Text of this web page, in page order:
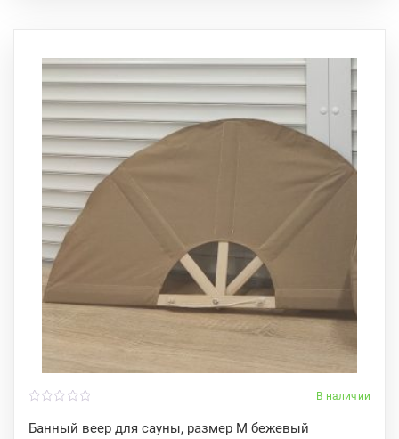
В наличии
Банный веер для сауны, размер M бежевый
o
u